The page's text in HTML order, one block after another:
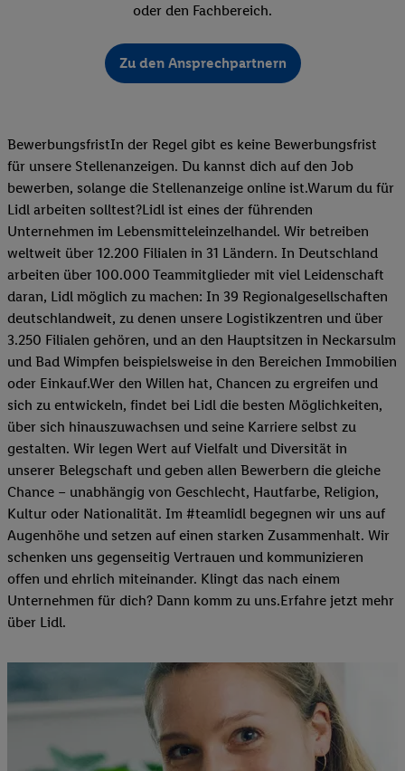
oder den Fachbereich.
Zu den Ansprechpartnern
BewerbungsfristIn der Regel gibt es keine Bewerbungsfrist
für unsere Stellenanzeigen. Du kannst dich auf den Job
bewerben, solange die Stellenanzeige online ist.Warum du für
Lidl arbeiten solltest?Lidl ist eines der führenden
Unternehmen im Lebensmitteleinzelhandel. Wir betreiben
weltweit über 12.200 Filialen in 31 Ländern. In Deutschland
arbeiten über 100.000 Teammitglieder mit viel Leidenschaft
daran, Lidl möglich zu machen: In 39 Regionalgesellschaften
deutschlandweit, zu denen unsere Logistikzentren und über
3.250 Filialen gehören, und an den Hauptsitzen in Neckarsulm
und Bad Wimpfen beispielsweise in den Bereichen Immobilien
oder Einkauf.Wer den Willen hat, Chancen zu ergreifen und
sich zu entwickeln, findet bei Lidl die besten Möglichkeiten,
über sich hinauszuwachsen und seine Karriere selbst zu
gestalten. Wir legen Wert auf Vielfalt und Diversität in
unserer Belegschaft und geben allen Bewerbern die gleiche
Chance – unabhängig von Geschlecht, Hautfarbe, Religion,
Kultur oder Nationalität. Im #teamlidl begegnen wir uns auf
Augenhöhe und setzen auf einen starken Zusammenhalt. Wir
schenken uns gegenseitig Vertrauen und kommunizieren
offen und ehrlich miteinander. Klingt das nach einem
Unternehmen für dich? Dann komm zu uns.​Erfahre jetzt mehr
über Lidl.